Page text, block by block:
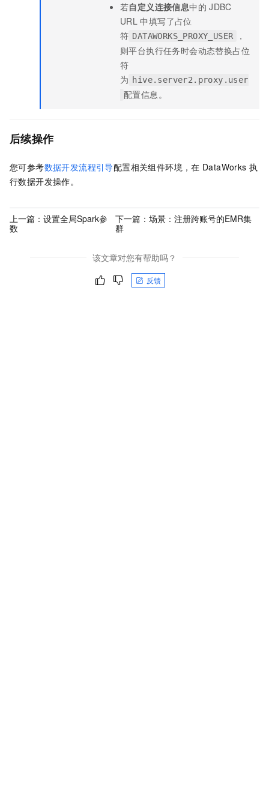
若自定义连接信息中的 JDBC
URL 中填写了占位
符 DATAWORKS_PROXY_USER
，
则平台执行任务时会动态替换占位
符
为 hive.server2.proxy.user
配置信息。
后续操作
您可参考数据开发流程引导配置相关组件环境，在 DataWorks 执
行数据开发操作。
上一篇： 设置全局Spark参
数
下一篇：场景：注册跨账号的EMR集
群
该文章对您有帮助吗？
反馈